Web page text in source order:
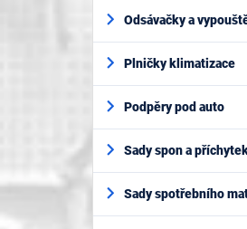
Odsávačky a
Plničky klimatizace
Podpěry pod auto
Sady spon a
Sady spotřebního